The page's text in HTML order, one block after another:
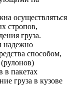
осуществляться
стропов,
груза.
надежно
способом,
в пакетах
груза в кузове